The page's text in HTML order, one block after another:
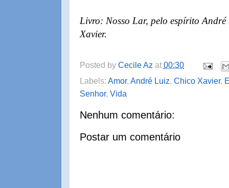
Livro: Nosso Lar, pelo espírito
Xavier.
Posted by Cecile Az at 00:30
Labels: Amor, André Luiz, Chico Xavier,
Senhor, Vida
Nenhum comentário:
Postar um comentário